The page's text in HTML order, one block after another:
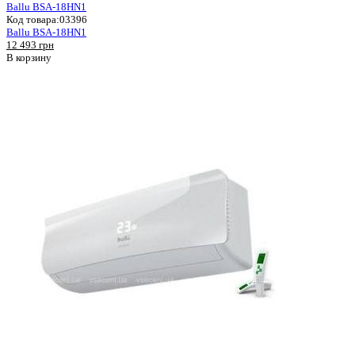
Ballu BSA-18HN1
Код товара:03396
Ballu BSA-18HN1
12 493 грн
В корзину